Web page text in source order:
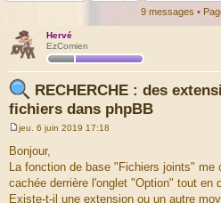
9 messages •
Hervé
EzComien
RECHERCHE : des
fichiers dans phpBB
M
s
s
g
e
jeu. 6 juin 2019 17:18
Bonjour,
La fonction de base "Fichiers joints"
cachée derrière l'onglet "Option" tout en
Existe-t-il une extension ou un autre